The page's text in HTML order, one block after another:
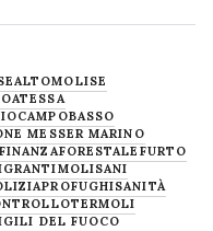
ALTOMOLISE
ATESSA
CAMPOBASSO
MESSER MARINO
FORESTALE FURTO
MOLISANI
PROFUGHISANITÀ
TERMOLI
DEL FUOCO